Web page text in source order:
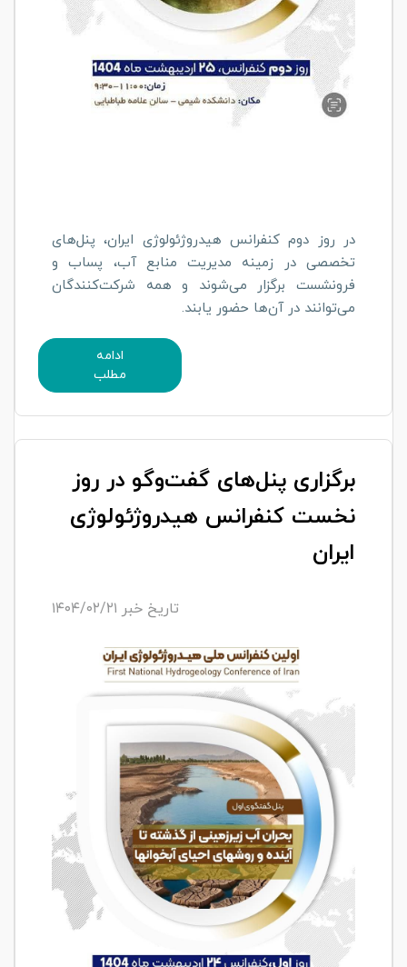
در روز دوم کنفرانس هیدروژئولوژی ایران، پنل‌های
تخصصی در زمینه مدیریت منابع آب، پساب و
فرونشست برگزار می‌شوند و همه شرکت‌کنندگان
می‌توانند در آن‌ها حضور یابند.
ادامه
مطلب
برگزاری پنل‌های گفت‌وگو در روز
نخست کنفرانس هیدروژئولوژی
ایران
تاریخ خبر ۱۴۰۴/۰۲/۲۱